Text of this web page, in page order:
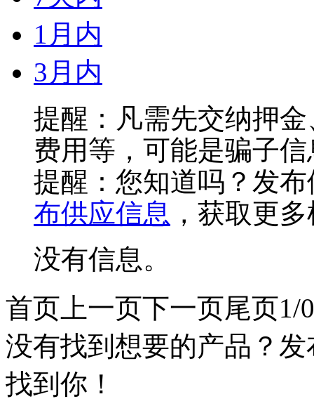
1月内
3月内
提醒：凡需先交纳押
费用等，可能是骗子
提醒：您知道吗？发
布供应信息 ，获取更
没有信息。
首页 上一页下一页尾页1/
没有找到想要的产品？
找到你！